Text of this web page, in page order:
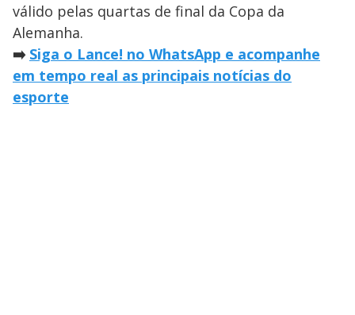
válido pelas quartas de final da Copa da
Alemanha.
➡️ Siga o Lance! no WhatsApp e acompanhe
em tempo real as principais notícias do
esporte